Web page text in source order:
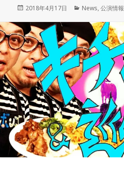
投
日:
2018年4月17日
カ
ー
News,公演情報